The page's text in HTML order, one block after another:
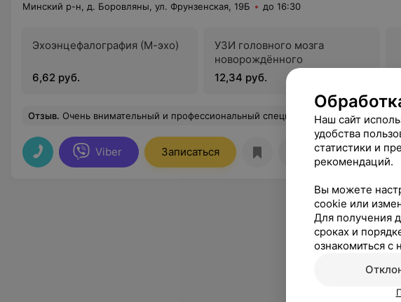
Минский р-н, д. Боровляны, ул. Фрунзенская, 19Б до 16:30
Эхоэнцефалография (М-эхо)
6,62 руб.
УЗИ головного мозга
новорождённого
12,34 руб.
Отзыв. Очень внимательный и профессиональный специалист.Получил качественнейшую помощь.Вспоминаю с
Viber Записаться Отзывы26
Наш сайт
удобства
статистики и
рекомендаций.
Вы можете
cookie или
Для получения
сроках и
ознакомиться с